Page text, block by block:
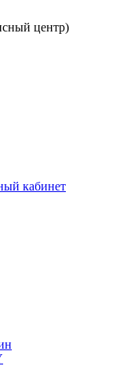
центр)
кабинет